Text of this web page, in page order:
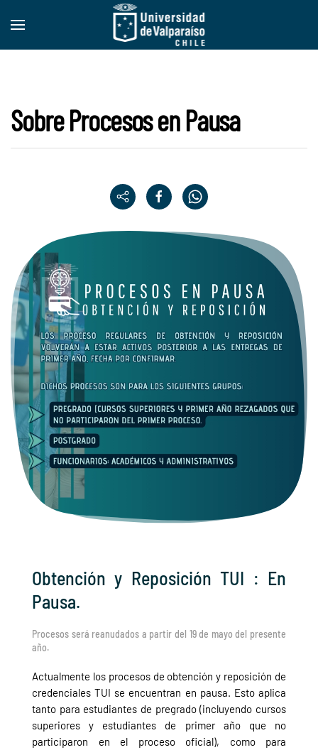
Skip to main content
Sobre Procesos en Pausa
Obtención y Reposición TUI : En
Pausa.
Procesos será reanudados a partir del 19 de mayo del presente
año.
Actualmente los procesos de obtención y reposición de
credenciales TUI se encuentran en pausa. Esto aplica
tanto para estudiantes de pregrado (incluyendo cursos
superiores y estudiantes de primer año que no
participaron en el proceso oficial), como para